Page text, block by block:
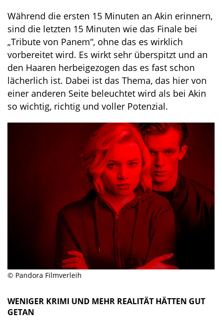
Während die ersten 15 Minuten an Akin erinnern,
sind die letzten 15 Minuten wie das Finale bei
„Tribute von Panem“, ohne das es wirklich
vorbereitet wird. Es wirkt sehr überspitzt und an
den Haaren herbeigezogen das es fast schon
lächerlich ist. Dabei ist das Thema, das hier von
einer anderen Seite beleuchtet wird als bei Akin
so wichtig, richtig und voller Potenzial.
© Pandora Filmverleih
WENIGER KRIMI UND MEHR REALITÄT HÄTTEN GUT
GETAN